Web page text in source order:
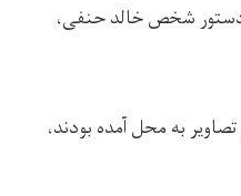
شخص خالد حنفی،
به محل آمده بودند،